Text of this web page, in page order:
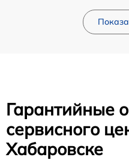
Гарантийные
сервисного
Хабаровске